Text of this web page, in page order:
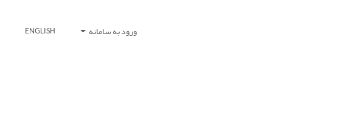
ورود به سامانه ENGLISH